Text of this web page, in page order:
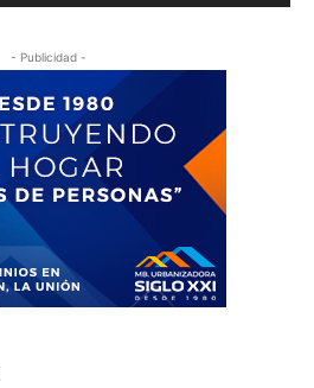
- Publicidad -